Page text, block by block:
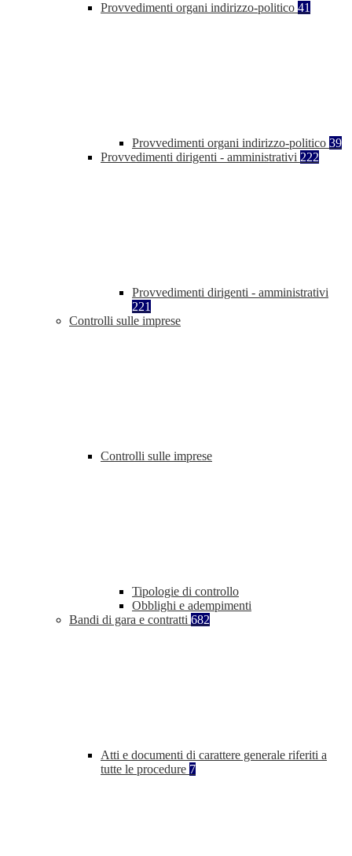
Provvedimenti organi indirizzo-politico 41
Provvedimenti organi indirizzo-politico 39
Provvedimenti dirigenti - amministrativi 222
Provvedimenti dirigenti - amministrativi
221
Controlli sulle imprese
Controlli sulle imprese
Tipologie di controllo
Obblighi e adempimenti
Bandi di gara e contratti 682
Atti e documenti di carattere generale riferiti a
tutte le procedure 7